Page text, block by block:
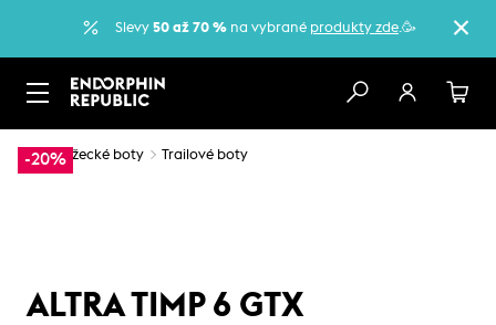
Slevy 50 až 70 % na vybrané produkty zde.🥳
-20%
… Běžecké boty Trailové boty
ALTRA TIMP 6 GTX